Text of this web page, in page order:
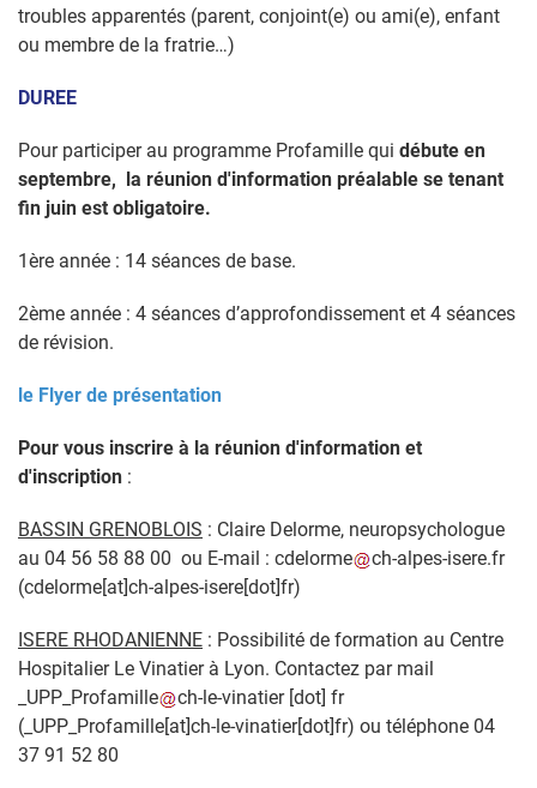
troubles apparentés (parent, conjoint(e) ou ami(e), enfant
ou membre de la fratrie…)
DUREE
Pour participer au programme Profamille qui débute en
septembre, la réunion d'information préalable se tenant
fin juin est obligatoire.
1ère année : 14 séances de base.
2ème année : 4 séances d’approfondissement et 4 séances
de révision.
le Flyer de présentation
Pour vous inscrire à la réunion d'information et
d'inscription :
BASSIN GRENOBLOIS : Claire Delorme, neuropsychologue
au 04 56 58 88 00 ou E-mail : cdelorme ch-alpes-isere.fr
(cdelorme[at]ch-alpes-isere[dot]fr)
ISERE RHODANIENNE : Possibilité de formation au Centre
Hospitalier Le Vinatier à Lyon. Contactez par mail
_UPP_Profamille
ch-le-vinatier[dot] fr
(_UPP_Profamille[at]ch-le-vinatier[dot]fr) ou téléphone 04
37 91 52 80